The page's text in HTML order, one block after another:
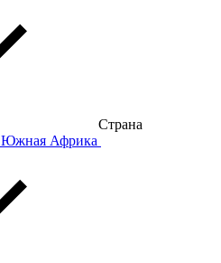
Страна
Южная Африка